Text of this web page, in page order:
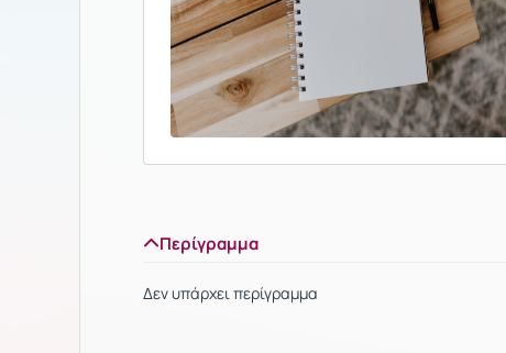
Περίγραμμα
Δεν υπάρχει περίγραμμα